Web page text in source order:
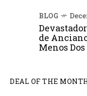
BLOG
de
Menos
DEAL OF THE